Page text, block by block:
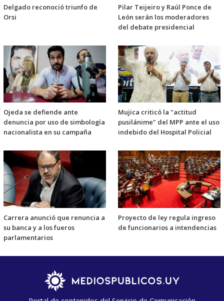
Delgado reconoció triunfo de
Orsi
Pilar Teijeiro y Raúl Ponce de
León serán los moderadores
del debate presidencial
Ojeda se defiende ante
denuncia por uso de simbología
nacionalista en su campaña
Mujica criticó la "actitud
pusilánime" del MPP ante el uso
indebido del Hospital Policial
Carrera anunció que renuncia a
su banca y a los fueros
parlamentarios
Proyecto de ley regula ingreso
de funcionarios a intendencias